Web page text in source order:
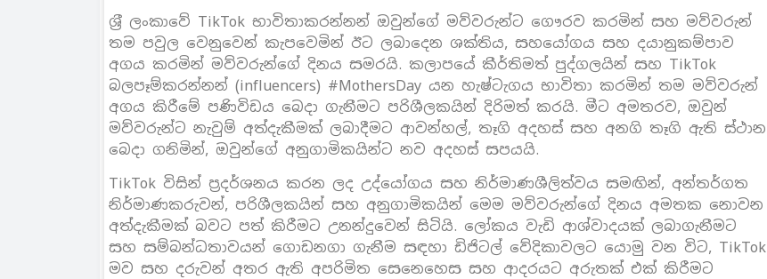
ශ‍්‍රී ලංකාවේ TikTok භාවිතාකරන්නන් ඔවුන්ගේ මව්වරුන්ට ගෞරව කරමින් සහ මව්වරුන්
තම පවුල වෙනුවෙන් කැපවෙමින් ඊට ලබාදෙන ශක්තිය, සහයෝගය සහ දයානුකම්පාව
අගය කරමින් මව්වරුන්ගේ දිනය සමරයි. කලාපයේ කීර්තිමත් පුද්ගලයින් සහ TikTok
බලපෑම්කරන්නන් (influencers) #MothersDay යන හැෂ්ටැගය භාවිතා කරමින් තම මව්වරුන්
අගය කිරීමේ පණිවිඩය බෙදා ගැනීමට පරිශීලකයින් දිරිමත් කරයි. මීට අමතරව, ඔවුන්
මව්වරුන්ට නැවුම් අත්දැකීමක් ලබාදීමට ආවන්හල්, තෑගි අදහස් සහ අනගි තෑගි ඇති ස්ථාන
බෙදා ගනිමින්, ඔවුන්ගේ අනුගාමිකයින්ට නව අදහස් සපයයි.
TikTok විසින් ප‍්‍රදර්ශනය කරන ලද උද්යෝගය සහ නිර්මාණශීලිත්වය සමඟින්, අන්තර්ගත
නිර්මාණකරුවන්, පරිශීලකයින් සහ අනුගාමිකයින් මෙම මව්වරුන්ගේ දිනය අමතක නොවන
අත්දැකීමක් බවට පත් කිරීමට උනන්දුවෙන් සිටියි. ලෝකය වැඩි ආශ්වාදයක් ලබාගැනීමට
සහ සම්බන්ධතාවයන් ගොඩනගා ගැනීම සඳහා ඩිජිටල් වේදිකාවලට යොමු වන විට, TikTok
මව සහ දරුවන් අතර ඇති අපරිමිත සෙනෙහෙස සහ ආදරයට අරුතක් එක් කිරීමට